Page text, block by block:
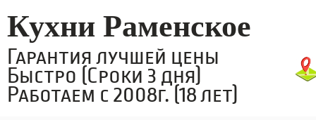
Кухни Раменское
Гарантия лучшей цены
Быстро (Сроки 3 дня)
Работаем с 2008г. (18 лет)